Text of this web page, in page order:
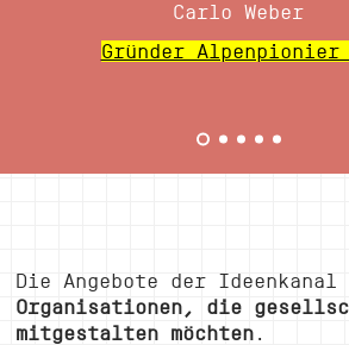
Carlo Weber
Gründer Alpenpionier
Die Angebote der
Organisationen, die
mitgestalten möchten .